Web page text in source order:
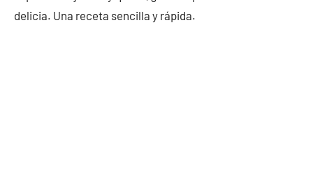
delicia. Una receta sencilla y rápida.